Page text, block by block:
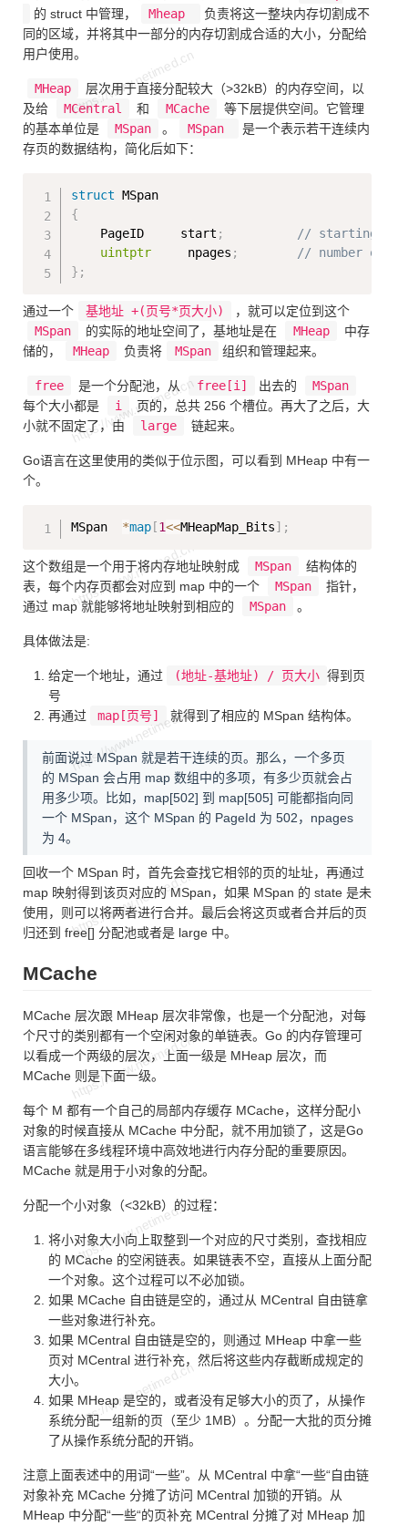
的 struct 中管理，
Mheap
负责将这一整块内存切割成不
同的区域，并将其中一部分的内存切割成合适的大小，分配给
用户使用。
MHeap
层次用于直接分配较大（>32kB）的内存空间，以
及给
MCentral 和 MCache
等下层提供空间。它管理
的基本单位是
MSpan 。 MSpan
是一个表示若干连续内
存页的数据结构，简化后如下：
struct
{
    PageID     start
;
// starting
uintptr
     npages
;
// number of
} ;
通过一个 基地址 +(页号*页大小)
，就可以定位到这个
MSpan
的实际的地址空间了，基地址是在 MHeap
中存
储的，
MHeap 负责将 MSpan 组织和管理起来。
free 是一个分配池，从 free[i] 出去的
MSpan
每个大小都是
i
页的，总共 256 个槽位。再大了之后，大
小就不固定了，由
large 链起来。
Go语言在这里使用的类似于位示图，可以看到 MHeap 中有一
个。
MSpan *map [1<<MHeapMap_Bits] ;
这个数组是一个用于将内存地址映射成 MSpan
结构体的
表，每个内存页都会对应到 map 中的一个
MSpan
指针，
通过 map 就能够将地址映射到相应的
MSpan 。
具体做法是:
给定一个地址，通过 (地址-基地址) / 页大小 得到页
号
再通过
map[页号] 就得到了相应的 MSpan 结构体。
前面说过 MSpan 就是若干连续的页。那么，一个多页
的 MSpan 会占用 map 数组中的多项，有多少页就会占
用多少项。比如，map[502] 到 map[505] 可能都指向同
一个 MSpan，这个 MSpan 的 PageId 为 502，npages
为 4。
回收一个 MSpan 时，首先会查找它相邻的页的址址，再通过
map 映射得到该页对应的 MSpan，如果 MSpan 的 state 是未
使用，则可以将两者进行合并。最后会将这页或者合并后的页
归还到 free[] 分配池或者是 large 中。
MCache
MCache 层次跟 MHeap 层次非常像，也是一个分配池，对每
个尺寸的类别都有一个空闲对象的单链表。Go 的内存管理可
以看成一个两级的层次，上面一级是 MHeap 层次，而
MCache 则是下面一级。
每个 M 都有一个自己的局部内存缓存 MCache，这样分配小
对象的时候直接从 MCache 中分配，就不用加锁了，这是Go
语言能够在多线程环境中高效地进行内存分配的重要原因。
MCache 就是用于小对象的分配。
分配一个小对象（<32kB）的过程：
将小对象大小向上取整到一个对应的尺寸类别，查找相应
的 MCache 的空闲链表。如果链表不空，直接从上面分配
一个对象。这个过程可以不必加锁。
如果 MCache 自由链是空的，通过从 MCentral 自由链拿
一些对象进行补充。
如果 MCentral 自由链是空的，则通过 MHeap 中拿一些
页对 MCentral 进行补充，然后将这些内存截断成规定的
大小。
如果 MHeap 是空的，或者没有足够大小的页了，从操作
系统分配一组新的页（至少 1MB）。分配一大批的页分摊
了从操作系统分配的开销。
注意上面表述中的用词“一些”。从 MCentral 中拿“一些“自由链
对象补充 MCache 分摊了访问 MCentral 加锁的开销。从
MHeap 中分配“一些“的页补充 MCentral 分摊了对 MHeap 加